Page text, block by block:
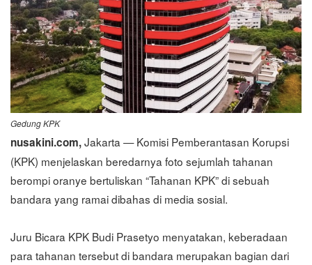
Gedung KPK
nusakini.com,Jakarta — Komisi Pemberantasan Korupsi
(KPK) menjelaskan beredarnya foto sejumlah tahanan
berompi oranye bertuliskan “Tahanan KPK” di sebuah
bandara yang ramai dibahas di media sosial.
Juru Bicara KPK Budi Prasetyo menyatakan, keberadaan
para tahanan tersebut di bandara merupakan bagian dari